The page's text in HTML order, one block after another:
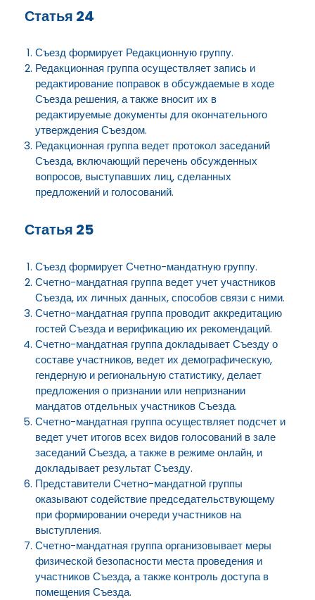
Статья 24
Съезд формирует Редакционную группу.
Редакционная группа осуществляет запись и
редактирование поправок в обсуждаемые в ходе
Съезда решения, а также вносит их в
редактируемые документы для окончательного
утверждения Съездом.
Редакционная группа ведет протокол заседаний
Съезда, включающий перечень обсужденных
вопросов, выступавших лиц, сделанных
предложений и голосований.
Статья 25
Съезд формирует Счетно-мандатную группу.
Счетно-мандатная группа ведет учет участников
Съезда, их личных данных, способов связи с ними.
Счетно-мандатная группа проводит аккредитацию
гостей Съезда и верификацию их рекомендаций.
Счетно-мандатная группа докладывает Съезду о
составе участников, ведет их демографическую,
гендерную и региональную статистику, делает
предложения о признании или непризнании
мандатов отдельных участников Съезда.
Счетно-мандатная группа осуществляет подсчет и
ведет учет итогов всех видов голосований в зале
заседаний Съезда, а также в режиме онлайн, и
докладывает результат Съезду.
Представители Счетно-мандатной группы
оказывают содействие председательствующему
при формировании очереди участников на
выступления.
Счетно-мандатная группа организовывает меры
физической безопасности места проведения и
участников Съезда, а также контроль доступа в
помещения Съезда.